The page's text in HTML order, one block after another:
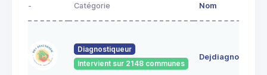
- Catégorie Nom
Diagnostiqueur
Intervient sur 2148 communes
Dejdiagnostic